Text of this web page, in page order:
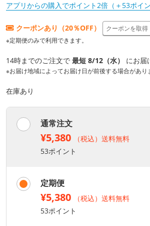
アプリからの購入でポイント2倍（＋53ポイン
クーポンあり（20％OFF）
クーポンを取得
※定期便のみで利用できます。
14時までのご注文で 最短 8/12（水） にお届
※お届け地域によってお届け日が前後する場合があり
在庫あり
通常注文
¥5,380
（税込）送料無料
53ポイント
定期便
¥5,380
（税込）送料無料
53ポイント